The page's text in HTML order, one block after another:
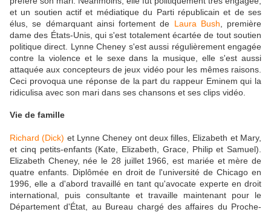
et un soutien actif et médiatique du Parti républicain et de ses
élus, se démarquant ainsi fortement de Laura Bush , première
dame des États-Unis, qui s'est totalement écartée de tout soutien
politique direct. Lynne Cheney s'est aussi régulièrement engagée
contre la violence et le sexe dans la musique, elle s'est aussi
attaquée aux concepteurs de jeux vidéo pour les mêmes raisons.
Ceci provoqua une réponse de la part du rappeur Eminem qui la
ridiculisa avec son mari dans ses chansons et ses clips vidéo.
Vie de famille
Richard (Dick) et Lynne Cheney ont deux filles, Elizabeth et Mary,
et cinq petits-enfants (Kate, Elizabeth, Grace, Philip et Samuel).
Elizabeth Cheney, née le 28 juillet 1966, est mariée et mère de
quatre enfants. Diplômée en droit de l'université de Chicago en
1996, elle a d'abord travaillé en tant qu'avocate experte en droit
international, puis consultante et travaille maintenant pour le
Département d'État, au Bureau chargé des affaires du Proche-